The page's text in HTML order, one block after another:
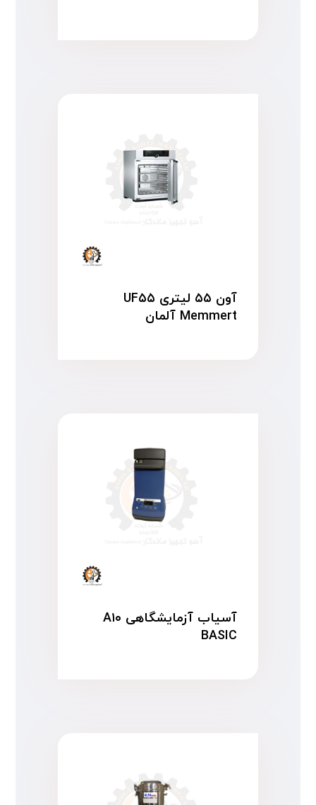
آون ۵۵ لیتری UF۵۵
Memmert آلمان
آسیاب آزمایشگاهی A۱۰
BASIC